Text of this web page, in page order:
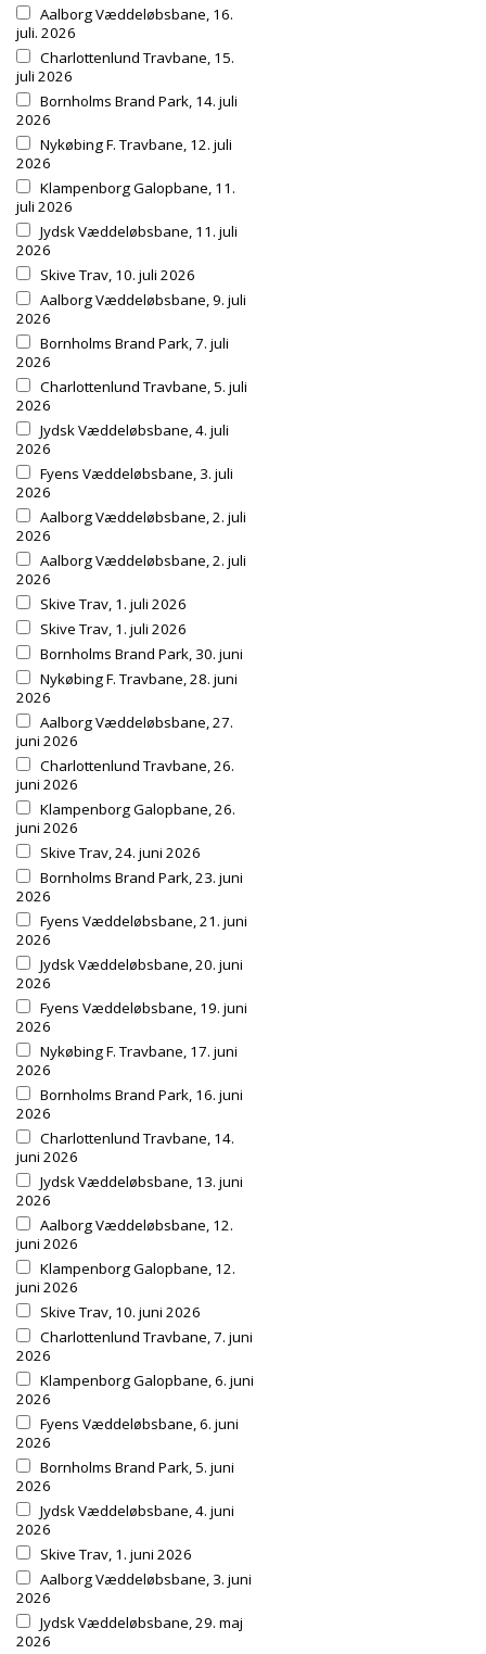
Aalborg Væddeløbsbane, 16.
juli. 2026
Charlottenlund Travbane, 15.
juli 2026
Bornholms Brand Park, 14. juli
2026
Nykøbing F. Travbane, 12. juli
2026
Klampenborg Galopbane, 11.
juli 2026
Jydsk Væddeløbsbane, 11. juli
2026
Skive Trav, 10. juli 2026
Aalborg Væddeløbsbane, 9. juli
2026
Bornholms Brand Park, 7. juli
2026
Charlottenlund Travbane, 5. juli
2026
Jydsk Væddeløbsbane, 4. juli
2026
Fyens Væddeløbsbane, 3. juli
2026
Aalborg Væddeløbsbane, 2. juli
2026
Aalborg Væddeløbsbane, 2. juli
2026
Skive Trav, 1. juli 2026
Skive Trav, 1. juli 2026
Bornholms Brand Park, 30. juni
Nykøbing F. Travbane, 28. juni
2026
Aalborg Væddeløbsbane, 27.
juni 2026
Charlottenlund Travbane, 26.
juni 2026
Klampenborg Galopbane, 26.
juni 2026
Skive Trav, 24. juni 2026
Bornholms Brand Park, 23. juni
2026
Fyens Væddeløbsbane, 21. juni
2026
Jydsk Væddeløbsbane, 20. juni
2026
Fyens Væddeløbsbane, 19. juni
2026
Nykøbing F. Travbane, 17. juni
2026
Bornholms Brand Park, 16. juni
2026
Charlottenlund Travbane, 14.
juni 2026
Jydsk Væddeløbsbane, 13. juni
2026
Aalborg Væddeløbsbane, 12.
juni 2026
Klampenborg Galopbane, 12.
juni 2026
Skive Trav, 10. juni 2026
Charlottenlund Travbane, 7. juni
2026
Klampenborg Galopbane, 6. juni
2026
Fyens Væddeløbsbane, 6. juni
2026
Bornholms Brand Park, 5. juni
2026
Jydsk Væddeløbsbane, 4. juni
2026
Skive Trav, 1. juni 2026
Aalborg Væddeløbsbane, 3. juni
2026
Jydsk Væddeløbsbane, 29. maj
2026